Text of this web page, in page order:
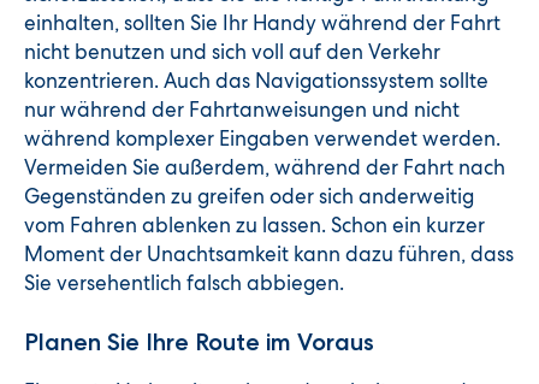
einhalten, sollten Sie Ihr Handy während der Fahrt
nicht benutzen und sich voll auf den Verkehr
konzentrieren. Auch das Navigationssystem sollte
nur während der Fahrtanweisungen und nicht
während komplexer Eingaben verwendet werden.
Vermeiden Sie außerdem, während der Fahrt nach
Gegenständen zu greifen oder sich anderweitig
vom Fahren ablenken zu lassen. Schon ein kurzer
Moment der Unachtsamkeit kann dazu führen, dass
Sie versehentlich falsch abbiegen.
Planen Sie Ihre Route im Voraus